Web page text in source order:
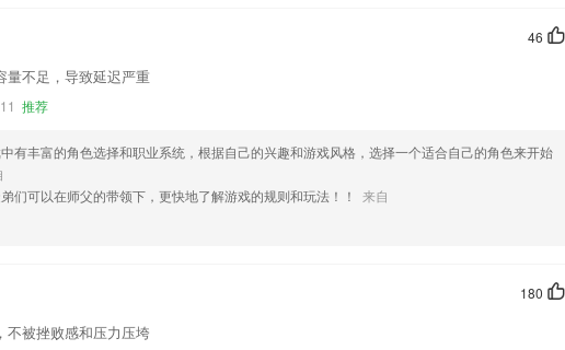
46
量不足，导致延迟严重
推荐
中有丰富的角色选择和职业系统，根据自己的兴趣和游戏风格，选择一个适合自己的角色来开始
弟们可以在师父的带领下，更快地了解游戏的规则和玩法！！
来自
180
不被挫败感和压力压垮